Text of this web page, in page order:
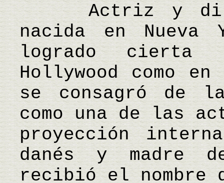
Actriz y
nacida en Nueva
logrado cierta
Hollywood como
se consagró de
como una de las
proyección
danés y madre
recibió el nombre